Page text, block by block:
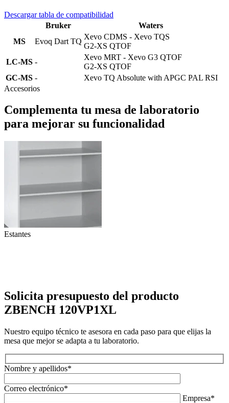
Descargar tabla de compatibilidad
Bruker
Waters
MS
Evoq Dart TQ
Xevo CDMS - Xevo TQS
G2-XS QTOF
LC-MS -
Xevo MRT - Xevo G3 QTOF
G2-XS QTOF
GC-MS -
Xevo TQ Absolute with APGC PAL RSI
Accesorios
Complementa tu mesa de laboratorio
para mejorar su funcionalidad
Estantes
Solicita presupuesto del producto
ZBENCH 120VP1XL
Nuestro equipo técnico te asesora en cada paso para que elijas la
mesa que mejor se adapta a tu laboratorio.
Nombre y apellidos*
Correo electrónico*
Empresa*